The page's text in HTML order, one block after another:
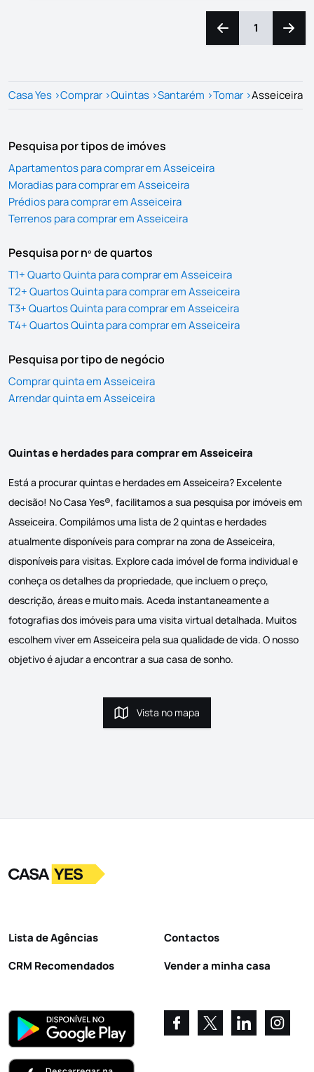
Navegação para a
1
Casa Yes >Comprar >Quintas >Santarém >Tomar >Asseiceira
Pesquisa por tipos de imóves
Apartamentos para comprar em Asseiceira
Moradias para comprar em Asseiceira
Prédios para comprar em Asseiceira
Terrenos para comprar em Asseiceira
Pesquisa por nº de quartos
T1+ Quarto Quinta para comprar em Asseiceira
T2+ Quartos Quinta para comprar em Asseiceira
T3+ Quartos Quinta para comprar em Asseiceira
T4+ Quartos Quinta para comprar em Asseiceira
Pesquisa por tipo de negócio
Comprar quinta em Asseiceira
Arrendar quinta em Asseiceira
Quintas e herdades para comprar em Asseiceira
Está a procurar quintas e herdades em Asseiceira? Excelente
decisão! No Casa Yes®, facilitamos a sua pesquisa por imóveis em
Asseiceira. Compilámos uma lista de 2 quintas e herdades
atualmente disponíveis para comprar na zona de Asseiceira,
disponíveis para visitas. Explore cada imóvel de forma individual e
conheça os detalhes da propriedade, que incluem o preço,
descrição, áreas e muito mais. Aceda instantaneamente a
fotografias dos imóveis para uma visita virtual detalhada. Muitos
escolhem viver em Asseiceira pela sua qualidade de vida. O nosso
objetivo é ajudar a encontrar a sua casa de sonho.
Vista no mapa
Vista no mapa
LogoIr para a homepage
Lista de Agências
CRM Recomendados
Contactos
Vender a minha casa